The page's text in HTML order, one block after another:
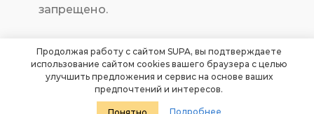
запрещено.
Продолжая работу с сайтом SUPA, вы подтверждаете
использование сайтом cookies вашего браузера с целью
улучшить предложения и сервис на основе ваших
предпочтений и интересов.
Подробнее